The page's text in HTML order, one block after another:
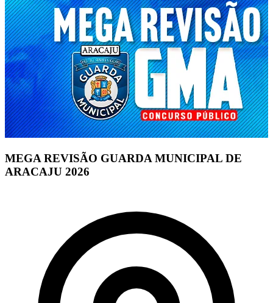
MEGA REVISÃO GUARDA MUNICIPAL DE
ARACAJU 2026